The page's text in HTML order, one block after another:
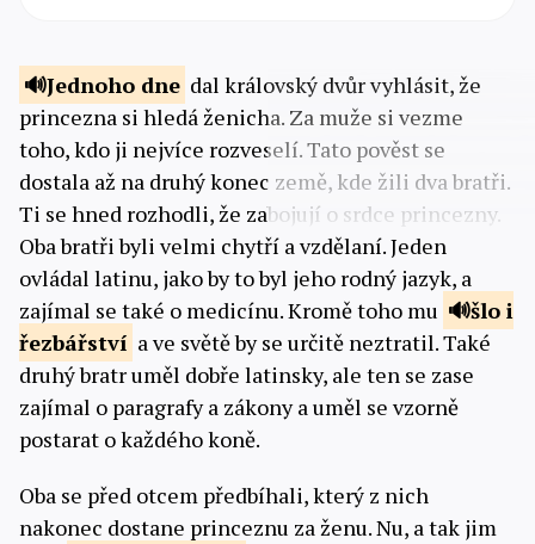
Jednoho dne dal královský dvůr vyhlásit, že
princezna si hledá ženicha. Za muže si vezme
toho, kdo ji nejvíce rozveselí. Tato pověst se
dostala až na druhý konec země, kde žili dva bratři.
Ti se hned rozhodli, že zabojují o srdce princezny.
Oba bratři byli velmi chytří a vzdělaní. Jeden
ovládal latinu, jako by to byl jeho rodný jazyk, a
zajímal se také o medicínu. Kromě toho mu
šlo i
řezbářství a ve světě by se určitě neztratil. Také
druhý bratr uměl dobře latinsky, ale ten se zase
zajímal o paragrafy a zákony a uměl se vzorně
postarat o každého koně.
Oba se před otcem předbíhali, který z nich
nakonec dostane princeznu za ženu. Nu, a tak jim